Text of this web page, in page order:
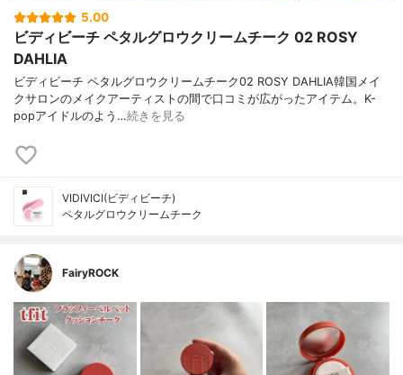
5.00
ビディビーチ ペタルグロウクリームチーク 02 ROSY
DAHLIA
ビディビーチ ペタルグロウクリームチーク02 ROSY DAHLIA韓国メイ
クサロンのメイクアーティストの間で口コミが広がったアイテム。K-
popアイドルのよう…続きを見る
VIDIVICI(ビディビーチ)
ペタルグロウクリームチーク
FairyROCK